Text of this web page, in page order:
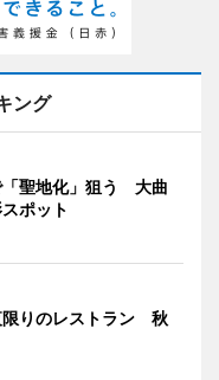
ング
「聖地化」狙う 大曲
ポット
限りのレストラン 秋